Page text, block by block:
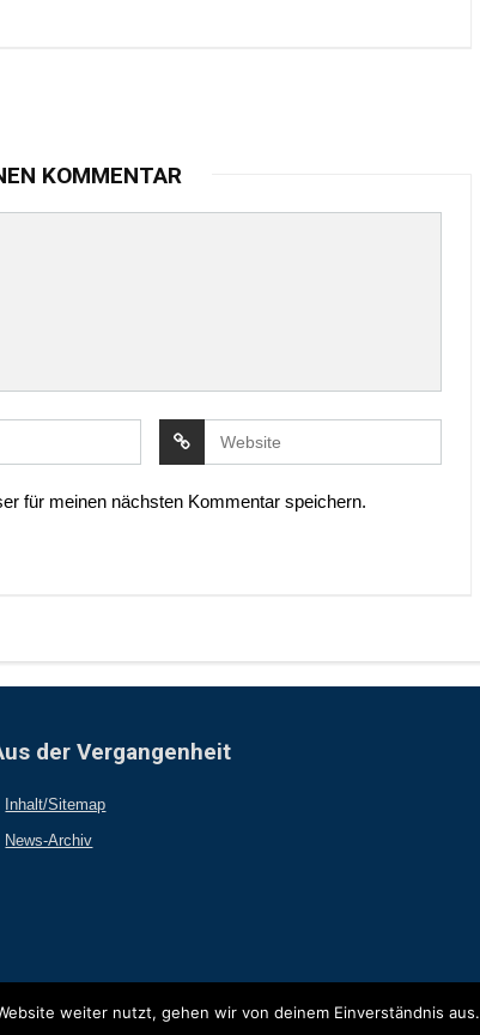
KOMMENTAR
für meinen nächsten Kommentar speichern.
der Vergangenheit
Inhalt/Sitemap
News-Archiv
weiter nutzt, gehen wir von deinem Einverständnis aus.